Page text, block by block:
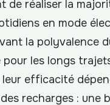
de réaliser la
en mode
la polyvalence
pour les longs
efficacité
recharges : une